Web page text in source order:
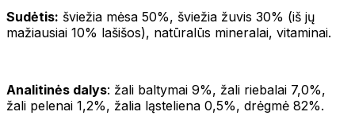
Sudėtis: šviežia mėsa 50%, šviežia žuvis 30% (iš jų
mažiausiai 10% lašišos), natūralūs mineralai, vitaminai.
Analitinės dalys: žali baltymai 9%, žali riebalai 7,0%,
žali pelenai 1,2%, žalia ląsteliena 0,5%, drėgmė 82%.